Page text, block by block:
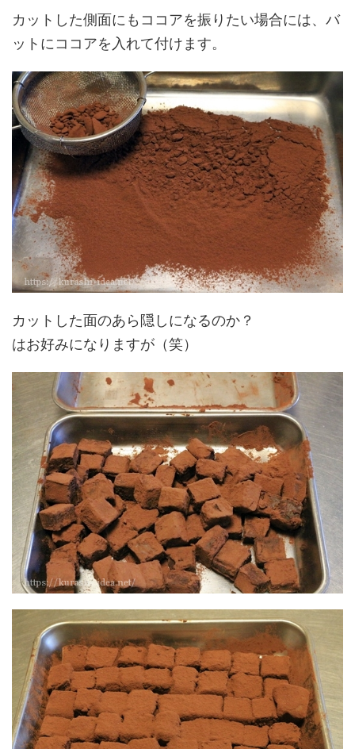
カットした側面にもココアを振りたい場合には、バ
ットにココアを入れて付けます。
カットした面のあら隠しになるのか？
はお好みになりますが（笑）